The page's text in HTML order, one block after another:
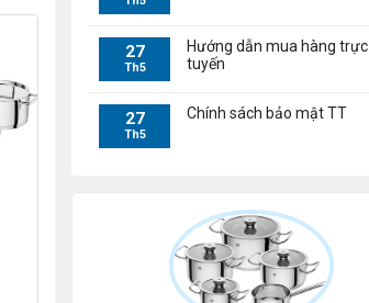
27
Th5
Hướng dẫn mua hàng trực
tuyến
27
Th5
Chính sách bảo mật TT